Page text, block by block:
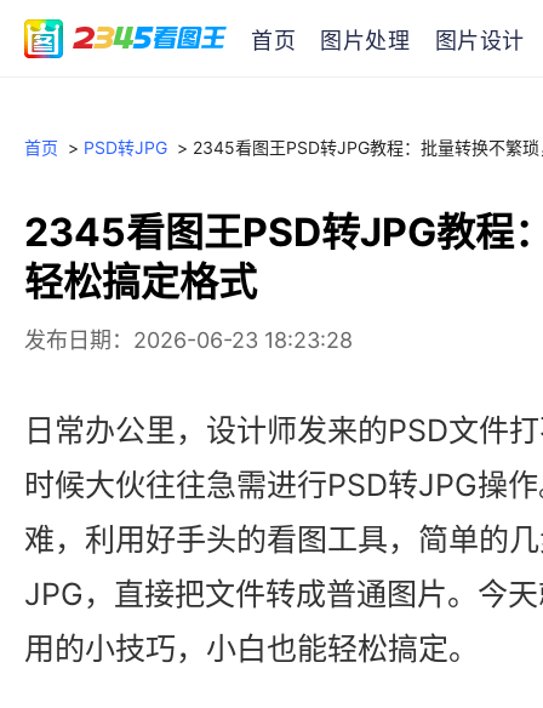
首页 图片处理 图片设计
首页 > PSD转JPG > 2345看图王PSD转JPG教程：批量转换不繁
2345看图王PSD转JPG教程
轻松搞定格式
发布日期：2026-06-23 18:23:28
日常办公里，设计师发来的PSD文件
时候大伙往往急需进行PSD转JPG操
难，利用好手头的看图工具，简单的
JPG，直接把文件转成普通图片。今
用的小技巧，小白也能轻松搞定。